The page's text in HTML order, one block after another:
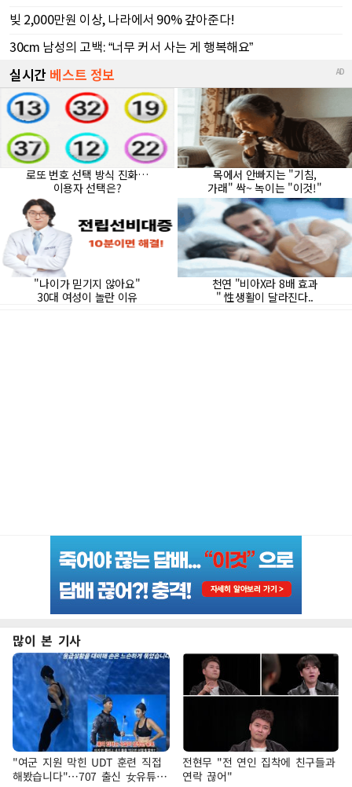
많이 본 기사
"여군 지원 막힌 UDT 훈련 직접
해봤습니다"…707 출신 女유튜버
전현무 "전 연인 집착에 친구들과
연락 끊어"